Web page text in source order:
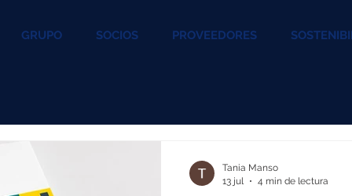
GRUPO SOCIOS PROVEEDORES
Tania Manso
13 jul
4 min de lectura